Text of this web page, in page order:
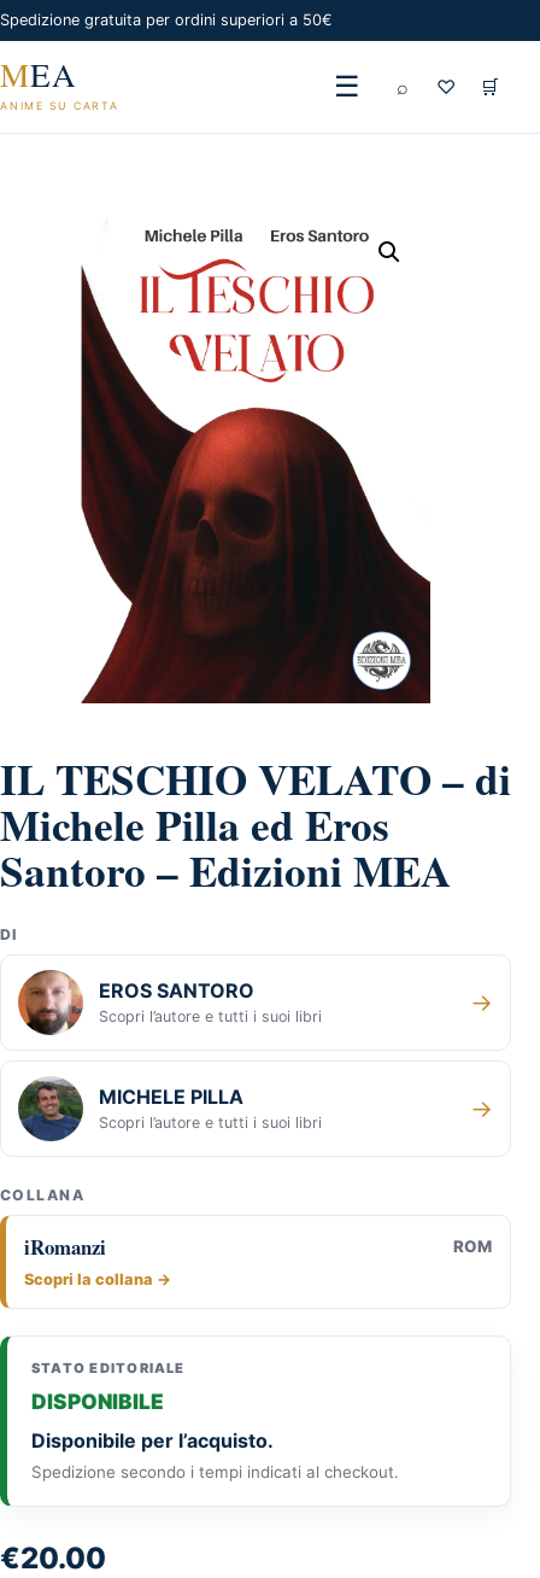
Spedizione gratuita per ordini superiori a 50€
MEA
ANIME SU CARTA
☰ ⌕ ♡ 🛒
IL TESCHIO VELATO – di
Michele Pilla ed Eros
Santoro – Edizioni MEA
DI
EROS SANTORO
Scopri l’autore e tutti i suoi libri →
MICHELE PILLA
Scopri l’autore e tutti i suoi libri →
COLLANA
iRomanzi ROM
Scopri la collana →
STATO EDITORIALE
DISPONIBILE
Disponibile per l’acquisto.
Spedizione secondo i tempi indicati al checkout.
€20.00